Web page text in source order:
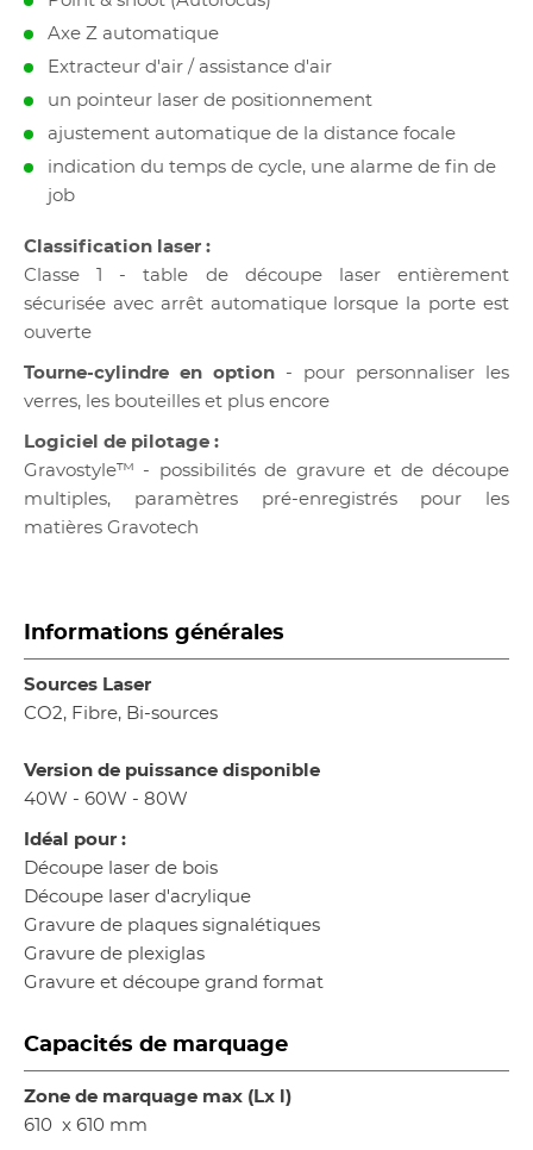
Axe Z automatique
Extracteur d'air / assistance d'air
un pointeur laser de positionnement
ajustement automatique de la distance focale
indication du temps de cycle, une alarme de fin de
job
Classification laser :
Classe 1 - table de découpe laser entièrement
sécurisée avec arrêt automatique lorsque la porte est
ouverte
Tourne-cylindre en option - pour personnaliser les
verres, les bouteilles et plus encore
Logiciel de pilotage :
Gravostyle™ - possibilités de gravure et de découpe
multiples, paramètres pré-enregistrés pour les
matières Gravotech
Informations générales
Sources Laser
CO2, Fibre, Bi-sources
Version de puissance disponible
40W - 60W - 80W
Idéal pour :
Découpe laser de bois
Découpe laser d'acrylique
Gravure de plaques signalétiques
Gravure de plexiglas
Gravure et découpe grand format
Capacités de marquage
Zone de marquage max (Lx l)
610 x 610 mm